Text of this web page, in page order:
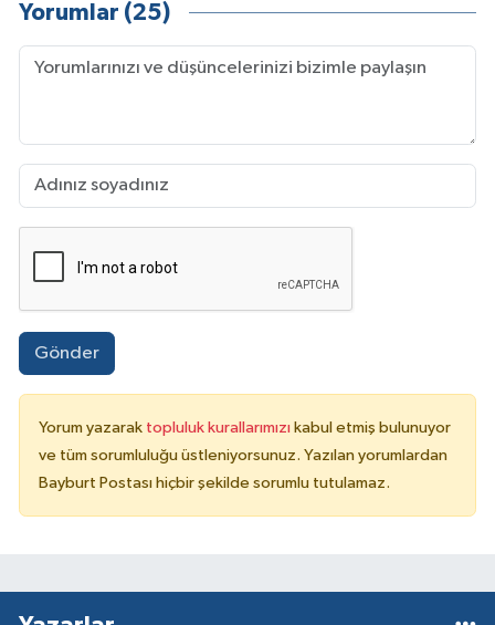
Yorumlar (25)
Gönder
Yorum yazarak topluluk kurallarımızı kabul etmiş bulunuyor
ve tüm sorumluluğu üstleniyorsunuz. Yazılan yorumlardan
Bayburt Postası hiçbir şekilde sorumlu tutulamaz.